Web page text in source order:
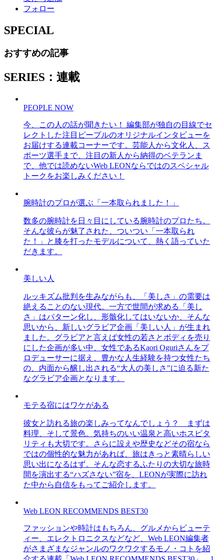
フォロー
SPECIAL
おすすめの記事
SERIES：連載
PEOPLE NOW
今、この人の話が聞きたい！ 編集部が独自の目線でセ
レクトした注目ピープルのオリジナルインタビューを
お届けする連載コーナーです。芸能人から文化人、ス
ポーツ選手まで、注目の新人から納得のベテランま
で、他では読めないWeb LEONならではのスペシャル
トークをお楽しみください！
腕時計のプロが選ぶ「一本取られました！」
数多の腕時計を日々目にしている腕時計のプロたち。
そんな彼らが魅了された、ついつい「一本取られ
た！」と膝を打ったモデルについて、熱く語っていた
だきます。
美しい人
ルッキズム批判を生みながらも、「美しさ」の需要は
絶えることのない現代。一方で世間が求める「美し
さ」はパターン化し、形骸化してはいないか、そんな
思いから、新しいグラビア企画「美しい人」が生まれ
ました。グラビアと言えば女性の若さとボディを売り
にした企画が多い中、女性であるKaori Oguriさんをプ
ロデューサーに据え、豊かな人生経験を持つ女性たち
の、内面から醸し出される“大人の美しさ”に迫る新た
なグラビア企画となります。
モテる宿にはワケがある
彼女と訪れる旅の楽しみってなんでしょう？ まずは
料理、そして景色。気持ちのいい温泉と高いホスピタ
リティも大切です。さらに設えや歴史などその宿なら
ではの個性的な魅力があれば、旅はきっと素晴らしい
思い出になるはず。そんな恋するふたりの大切な旅時
間を演出する“ハズさない”宿を、LEONが実際に訪れ
た中から自信をもってご紹介します。
Web LEON RECOMMENDS BEST30
ファッションや時計はもちろん、グルメからビューテ
ィー、エレクトロニクスなどなど、Web LEON編集者
がさまざまなジャンルのワクワクするモノ・コトを紹